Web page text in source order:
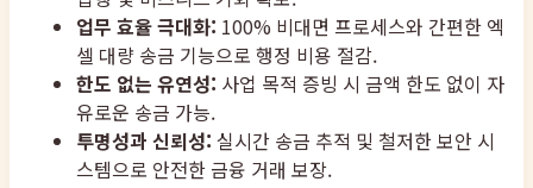
업무 효율 극대화: 100% 비대면 프로세스와 간편한 엑
셀 대량 송금 기능으로 행정 비용 절감.
한도 없는 유연성: 사업 목적 증빙 시 금액 한도 없이 자
유로운 송금 가능.
투명성과 신뢰성: 실시간 송금 추적 및 철저한 보안 시
스템으로 안전한 금융 거래 보장.